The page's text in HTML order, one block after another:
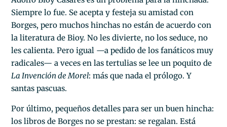
Siempre lo fue. Se acepta y festeja su amistad con
Borges, pero muchos hinchas no están de acuerdo con
la literatura de Bioy. No les divierte, no los seduce, no
les calienta. Pero igual —a pedido de los fanáticos muy
radicales— a veces en las tertulias se lee un poquito de
La Invención de Morel: más que nada el prólogo. Y
santas pascuas.
Por último, pequeños detalles para ser un buen hincha:
los libros de Borges no se prestan: se regalan. Está